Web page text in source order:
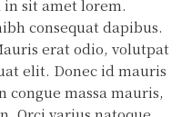
sit amet lorem.
consequat dapibus.
erat odio, volutpat
elit. Donec id mauris
congue massa mauris,